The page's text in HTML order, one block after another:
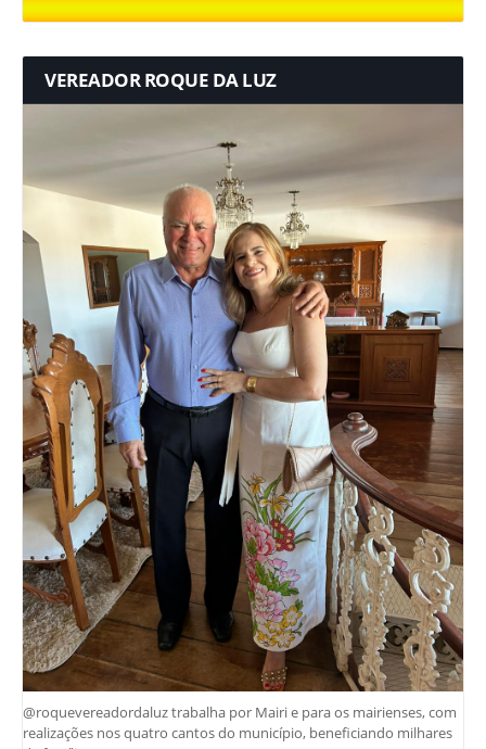
VEREADOR ROQUE DA LUZ
@roquevereadordaluz trabalha por Mairi e para os mairienses, com
realizações nos quatro cantos do município, beneficiando milhares